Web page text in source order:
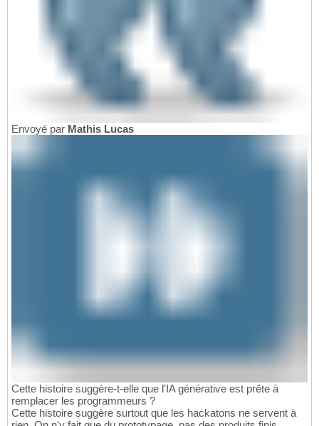
Envoyé par Mathis Lucas
Cette histoire suggère-t-elle que l'IA générative est prête à
remplacer les programmeurs ?
Cette histoire suggère surtout que les hackatons ne servent à